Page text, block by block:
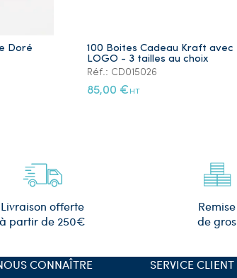
Doré
100 Boites Cadeau Kraft avec
LOGO - 3 tailles au choix
Réf.: CD015026
85,00 € HT
Livraison offerte
à partir de 250€
Remise
de gros
CONNAÎTRE SERVICE CLIENT